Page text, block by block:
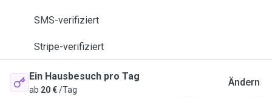
SMS-verifiziert
Stripe-verifiziert
Ein Hausbesuch pro Tag
ab 20 €/Tag
Ändern